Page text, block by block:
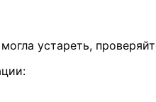
устареть,